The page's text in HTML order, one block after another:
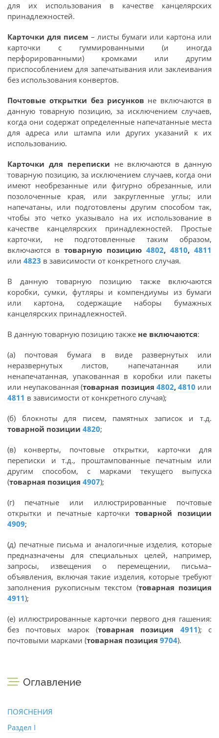
для их использования в качестве канцелярских
принадлежностей.
Карточки для писем – листы бумаги или картона или
карточки с гуммированными (и иногда
перфорированными) кромками или другим
приспособлением для запечатывания или заклеивания
без использования конвертов.
Почтовые открытки без рисунков не включаются в
данную товарную позицию, за исключением случаев,
когда они содержат определенные напечатанные места
для адреса или штампа или других указаний к их
использованию.
Карточки для переписки не включаются в данную
товарную позицию, за исключением случаев, когда они
имеют необрезанные или фигурно обрезанные, или
позолоченные края, или закругленные углы; или
напечатаны, или подготовлены другим способом так,
чтобы это четко указывало на их использование в
качестве канцелярских принадлежностей. Простые
карточки, не подготовленные таким образом,
включаются в товарную позицию 4802, 4810, 4811
или 4823 в зависимости от конкретного случая.
В данную товарную позицию также включаются
коробки, сумки, футляры и компендиумы из бумаги
или картона, содержащие наборы бумажных
канцелярских принадлежностей.
В данную товарную позицию также не включаются:
(а) почтовая бумага в виде развернутых или
неразвернутых листов, напечатанная или
ненапечатанная, упакованная в коробки или пакеты
или неупакованная (товарная позиция 4802, 4810 или
4811 в зависимости от конкретного случая);
(б) блокноты для писем, памятных записок и т.д.
товарной позиции 4820;
(в) конверты, почтовые открытки, карточки для
переписки и т.д., проштампованные печатным или
другим способом, с марками текущего выпуска
(товарная позиция 4907);
(г) печатные или иллюстрированные почтовые
открытки и печатные карточкитоварной позиции
4909;
(д) печатные письма и аналогичные изделия, которые
предназначены для специальных целей, например,
запросы, извещения о перемещении, письма–
объявления, включая такие изделия, которые требуют
заполнения рукописным текстом (товарная позиция
4911);
(е) иллюстрированные карточки первого дня гашения:
без почтовых марок (товарная позиция 4911); с
почтовыми марками (товарная позиция 9704).
Оглавление
ПОЯСНЕНИЯ
Раздел I